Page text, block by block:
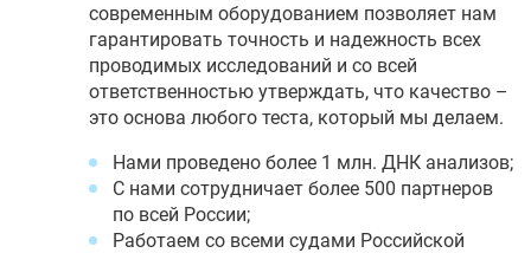
современным оборудованием позволяет нам
гарантировать точность и надежность всех
проводимых исследований и со всей
ответственностью утверждать, что качество –
это основа любого теста, который мы делаем.
Нами проведено более 1 млн. ДНК анализов;
С нами сотрудничает более 500 партнеров
по всей России;
Работаем со всеми судами Российской